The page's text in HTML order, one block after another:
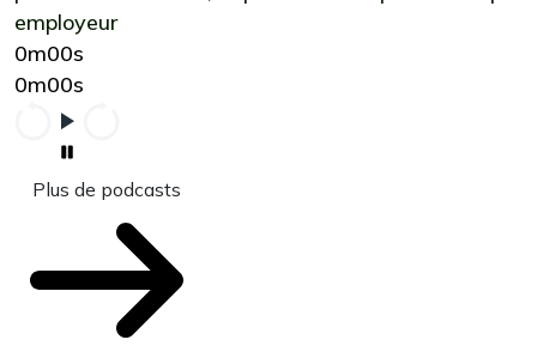
employeur
0m00s
0m00s
Plus de podcasts